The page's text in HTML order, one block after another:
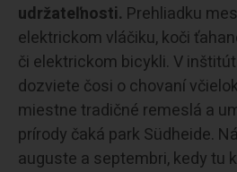
udržateľnosti. Prehliadku
elektrickom vláčiku, koči
či elektrickom bicykli. V
dozviete čosi o chovaní
miestne tradičné remeslá a
prírody čaká park Südheide.
auguste a septembri, kedy tu